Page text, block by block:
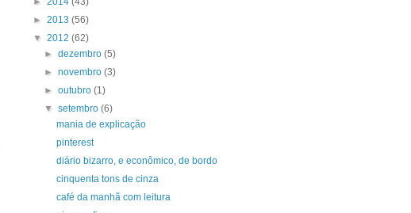
► 2013 (56)
▼ 2012 (62)
►dezembro(5)
►novembro(3)
►outubro(1)
▼setembro(6)
mania de explicação
pinterest
diário bizarro, e econômico, de bordo
cinquenta tons de cinza
café da manhã com leitura